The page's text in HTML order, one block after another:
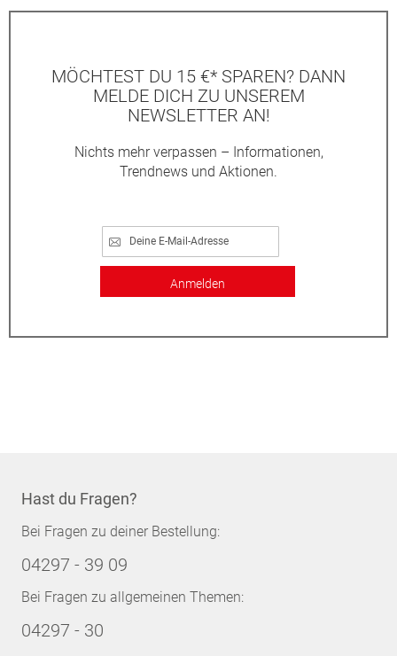
MÖCHTEST DU 15 €* SPAREN? DANN
MELDE DICH ZU UNSEREM
NEWSLETTER AN!
Nichts mehr verpassen – Informationen,
Trendnews und Aktionen.
Anmelden
Hast du Fragen?
Bei Fragen zu deiner Bestellung:
04297 - 39 09
Bei Fragen zu allgemeinen Themen:
04297 - 30